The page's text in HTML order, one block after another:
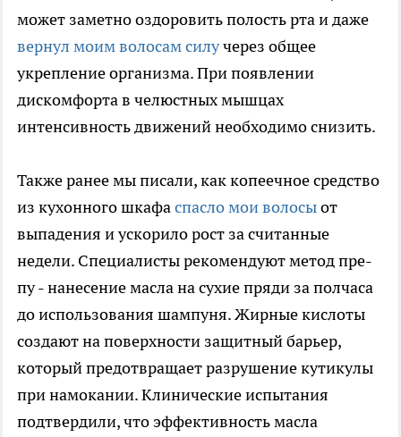
может заметно оздоровить полость рта и даже
вернул моим волосам силучерез общее
укрепление организма. При появлении
дискомфорта в челюстных мышцах
интенсивность движений необходимо снизить.
Также ранее мы писали, как копеечное средство
из кухонного шкафаспасло мои волосыот
выпадения и ускорило рост за считанные
недели. Специалисты рекомендуют метод пре-
пу - нанесение масла на сухие пряди за полчаса
до использования шампуня. Жирные кислоты
создают на поверхности защитный барьер,
который предотвращает разрушение кутикулы
при намокании. Клинические испытания
подтвердили, что эффективность масла